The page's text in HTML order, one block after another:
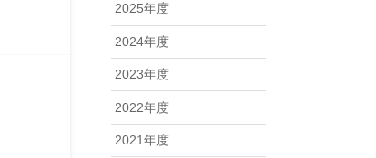
2025年度
2024年度
2023年度
2022年度
2021年度